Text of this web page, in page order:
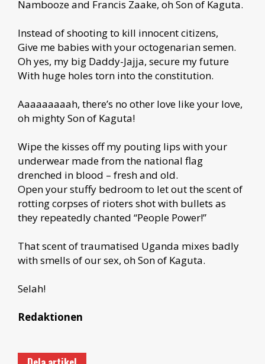
Nambooze and Francis Zaake, oh Son of Kaguta.
Instead of shooting to kill innocent citizens,
Give me babies with your octogenarian semen.
Oh yes, my big Daddy-Jajja, secure my future
With huge holes torn into the constitution.
Aaaaaaaaah, there’s no other love like your love,
oh mighty Son of Kaguta!
Wipe the kisses off my pouting lips with your
underwear made from the national flag
drenched in blood – fresh and old.
Open your stuffy bedroom to let out the scent of
rotting corpses of rioters shot with bullets as
they repeatedly chanted “People Power!”
That scent of traumatised Uganda mixes badly
with smells of our sex, oh Son of Kaguta.
Selah!
Redaktionen